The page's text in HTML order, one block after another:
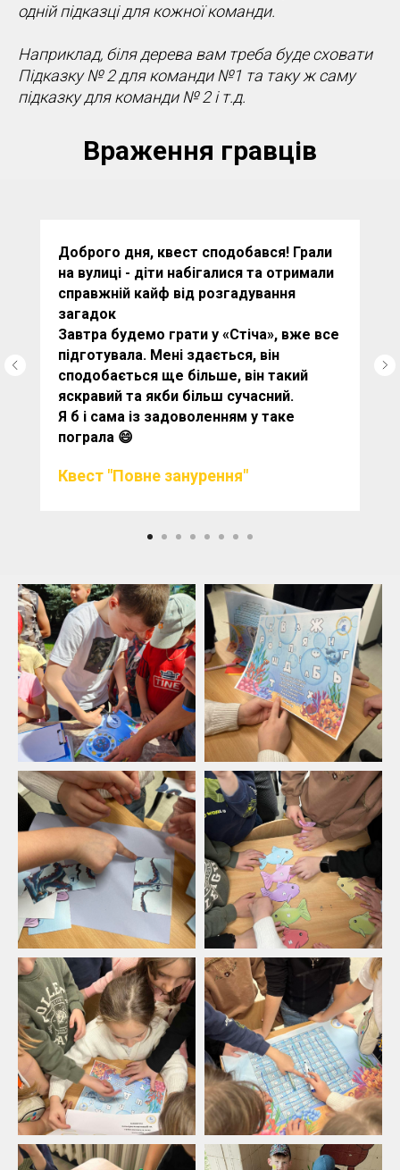
одній підказці для кожної команди.
Наприклад, біля дерева вам треба буде сховати
Підказку № 2 для команди №1 та таку ж саму
підказку для команди № 2 і т.д.
Враження гравців
Доброго дня, квест сподобався! Грали
на вулиці - діти набігалися та отримали
справжній кайф від розгадування
загадок
Завтра будемо грати у «Стіча», вже все
підготувала. Мені здається, він
сподобається ще більше, він такий
яскравий та якби більш сучасний.
Я б і сама із задоволенням у таке
пограла 😄
Квест "Повне занурення"